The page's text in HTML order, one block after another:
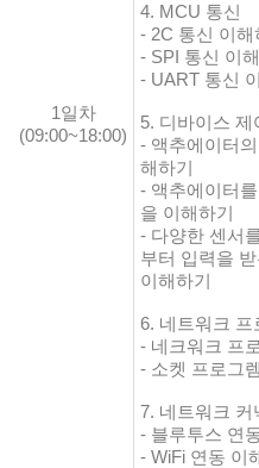
1일차
(09:00~18:00)
4. MCU 통신
- 2C 통신 이해
- SPI 통신 이
- UART 통신
5. 디바이스 제
- 액추에이터
해하기
- 액추에이터
을 이해하기
- 다양한 센서
부터 입력을
이해하기
6. 네트워크 프
- 네크워크 프
- 소켓 프로그
7. 네트워크 커
- 블루투스 연
- WiFi 연동 이